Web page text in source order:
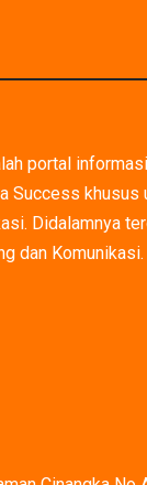
portal
Success khusus
Didalamnya
dan Komunikasi.